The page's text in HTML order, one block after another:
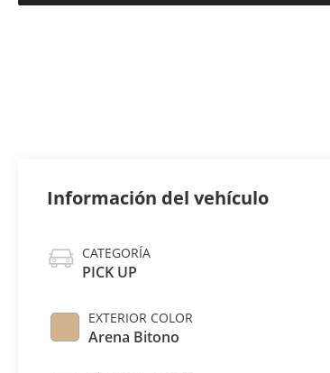
Información del vehículo
CATEGORÍA
PICK UP
EXTERIOR COLOR
Arena Bitono